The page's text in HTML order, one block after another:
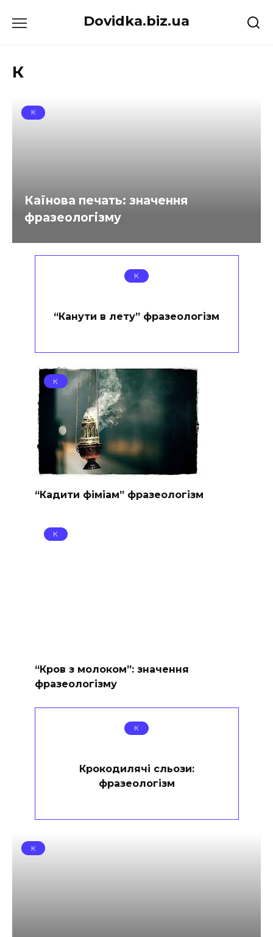
до
Dovidka.biz.ua
К
К
Каїнова печать: значення
фразеологізму
К
“Канути в лету” фразеологізм
К
“Кадити фіміам” фразеологізм
К
“Кров з молоком”: значення
фразеологізму
К
Крокодилячі сльози:
фразеологізм
К